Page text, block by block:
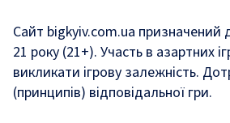
Комуналка
Хроніки війни
Сайт bigkyiv.com.ua призначений
21 року (21+). Участь в азартних
викликати ігрову залежність.
(принципів) відповідальної гри.